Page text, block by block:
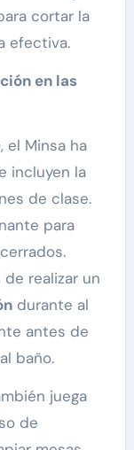
cortar la
efectiva.
en las
el Minsa ha
incluyen la
de clase.
para
realizar un
durante al
antes de
baño.
juega
de